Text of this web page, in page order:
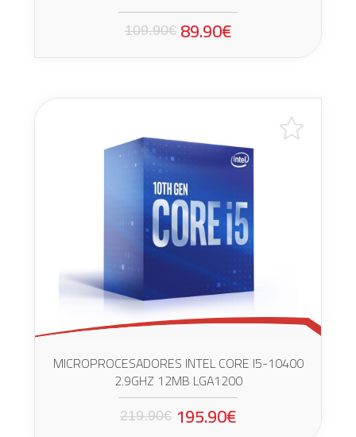
109.90€ 89.90€
MICROPROCESADORES INTEL CORE I5-10400
2.9GHZ 12MB LGA1200
219.90€ 195.90€